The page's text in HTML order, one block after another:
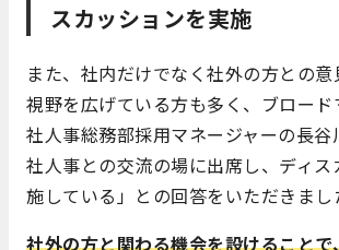
スカッションを実施
また、社内だけでなく社外の方との
視野を広げている方も多く、ブロー
社人事総務部採用マネージャーの長
社人事との交流の場に出席し、ディス
施している」との回答をいただきまし
社外の方と関わる機会を設けること